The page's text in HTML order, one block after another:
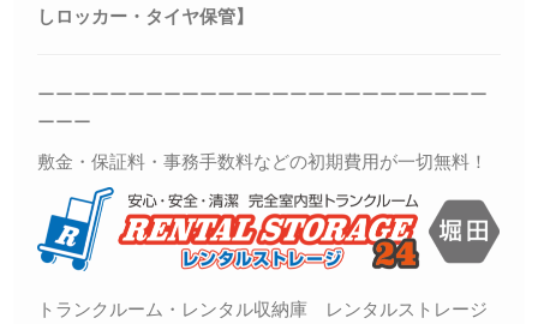
しロッカー・ タイヤ保管】
ーーーーーーーーーーーーーーーーーーーーーーーーー
ーーー
敷金・保証料・事務手数料などの初期費用が一切無料！
トランクルーム・レンタル収納庫 レンタルストレージ